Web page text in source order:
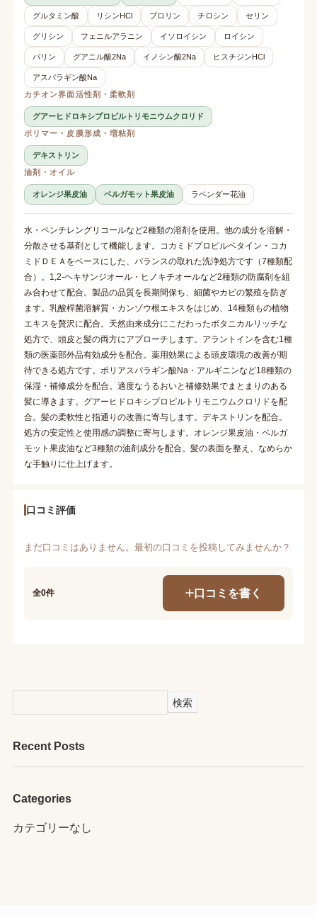
グルタミン酸 リシンHCl プロリン チロシン セリン
グリシン フェニルアラニン イソロイシン ロイシン
バリン グアニル酸2Na イノシン酸2Na ヒスチジンHCl
アスパラギン酸Na
カチオン界面活性剤・柔軟剤
グアーヒドロキシプロピルトリモニウムクロリド
ポリマー・皮膜形成・増粘剤
デキストリン
油剤・オイル
オレンジ果皮油 ベルガモット果皮油 ラベンダー花油
水・ペンチレングリコールなど2種類の溶剤を使用。他の成分を溶解・
分散させる基剤として機能します。コカミドプロピルベタイン・コカ
ミドＤＥＡをベースにした、バランスの取れた洗浄処方です（7種類配
合）。1,2-ヘキサンジオール・ヒノキチオールなど2種類の防腐剤を組
み合わせて配合。製品の品質を長期間保ち、細菌やカビの繁殖を防ぎ
ます。乳酸桿菌溶解質・カンゾウ根エキスをはじめ、14種類もの植物
エキスを贅沢に配合。天然由来成分にこだわったボタニカルリッチな
処方で、頭皮と髪の両方にアプローチします。アラントインを含む1種
類の医薬部外品有効成分を配合。薬用効果による頭皮環境の改善が期
待できる処方です。ポリアスパラギン酸Na・アルギニンなど18種類の
保湿・補修成分を配合。適度なうるおいと補修効果でまとまりのある
髪に導きます。グアーヒドロキシプロピルトリモニウムクロリドを配
合。髪の柔軟性と指通りの改善に寄与します。デキストリンを配合。
処方の安定性と使用感の調整に寄与します。オレンジ果皮油・ベルガ
モット果皮油など3種類の油剤成分を配合。髪の表面を整え、なめらか
な手触りに仕上げます。
口コミ評価
まだ口コミはありません。最初の口コミを投稿してみませんか？
全0件 口コミを書く
検索
Recent Posts
Categories
カテゴリーなし